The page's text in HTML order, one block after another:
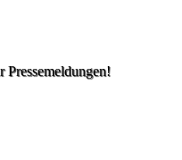
Pressemeldungen!